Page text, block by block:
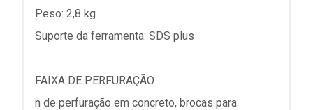
Peso: 2,8 kg
Suporte da ferramenta: SDS plus
FAIXA DE PERFURAÇÃO
n de perfuração em concreto, brocas para